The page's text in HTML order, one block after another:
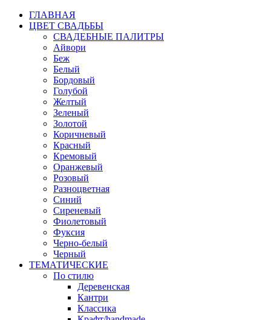
ГЛАВНАЯ
ЦВЕТ СВАДЬБЫ
СВАДЕБНЫЕ ПАЛИТРЫ
Айвори
Беж
Белый
Бордовый
Голубой
Желтый
Зеленый
Золотой
Коричневый
Красный
Кремовый
Оранжевый
Розовый
Разноцветная
Синий
Сиреневый
Фиолетовый
Фуксия
Черно-белый
Черный
ТЕМАТИЧЕСКИЕ
По стилю
Деревенская
Кантри
Классика